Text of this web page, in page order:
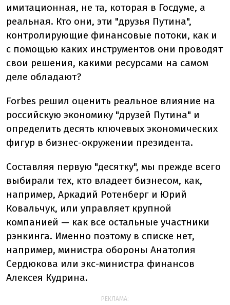
имитационная, не та, которая в Госдуме, а
реальная. Кто они, эти "друзья Путина",
контролирующие финансовые потоки, как и
с помощью каких инструментов они проводят
свои решения, какими ресурсами на самом
деле обладают?
Forbes решил оценить реальное влияние на
российскую экономику "друзей Путина" и
определить десять ключевых экономических
фигур в бизнес-окружении президента.
Составляя первую "десятку", мы прежде всего
выбирали тех, кто владеет бизнесом, как,
например, Аркадий Ротенберг и Юрий
Ковальчук, или управляет крупной
компанией — как все остальные участники
рэнкинга. Именно поэтому в списке нет,
например, министра обороны Анатолия
Сердюкова или экс-министра финансов
Алексея Кудрина.
РЕКЛАМА: